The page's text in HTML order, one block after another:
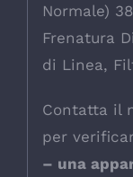
Normale)
Frenatura
di Linea,
Contatta il
per
– una